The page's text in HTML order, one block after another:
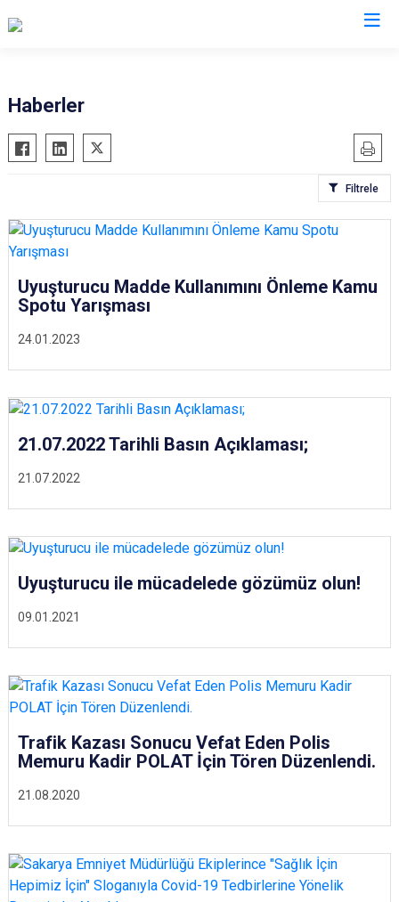
Haberler
Filtrele
24.01.2023
Uyuşturucu Madde Kullanımını Önleme Kamu
Spotu Yarışması
21.07.2022
21.07.2022 Tarihli Basın Açıklaması;
09.01.2021
Uyuşturucu ile mücadelede gözümüz olun!
21.08.2020
Trafik Kazası Sonucu Vefat Eden Polis
Memuru Kadir POLAT İçin Tören Düzenlendi.